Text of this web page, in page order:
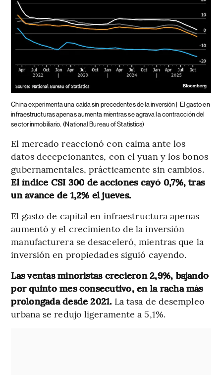
China experimenta una caída sin precedentes de la inversión |
El gasto en
infraestructuras apenas aumenta mientras se agrava la contracción del
sector inmobiliario. (National Bureau of Statistics)
El mercado reaccionó con calma ante los
datos decepcionantes, con el yuan y los bonos
gubernamentales, prácticamente sin cambios.
El índice CSI 300 de acciones cayó 0,7%, tras
un avance de 1,2% el jueves.
El gasto de capital en infraestructura apenas
aumentó y el crecimiento de la inversión
manufacturera se desaceleró, mientras que la
inversión en propiedades siguió cayendo.
Las ventas minoristas crecieron 2,9%, bajando
por quinto mes consecutivo, en la racha más
prolongada desde 2021. La tasa de desempleo
urbana se redujo ligeramente a 5,1%.